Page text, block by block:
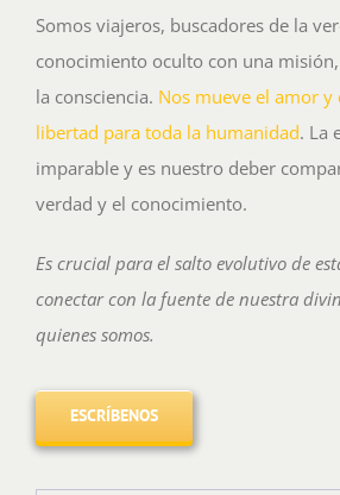
Somos viajeros, buscadores de la
conocimiento oculto con una
la consciencia. Nos mueve el amor y
libertad para toda la humanidad. La
imparable y es nuestro deber
verdad y el conocimiento.
Es crucial para el salto evolutivo de
conectar con la fuente de nuestra
quienes somos.
ESCRÍBENOS